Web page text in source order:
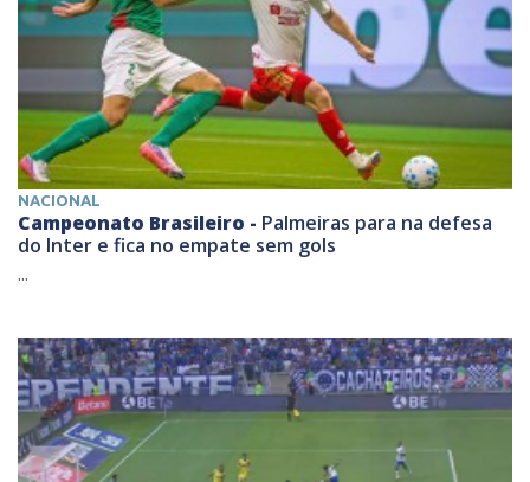
NACIONAL
Campeonato Brasileiro - Palmeiras para na defesa
do Inter e fica no empate sem gols
...